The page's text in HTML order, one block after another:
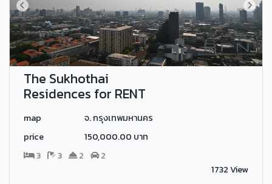
The Sukhothai
Residences for RENT
map
จ. กรุงเทพมหานคร
price
150,000.00 บาท
3
3 2
2
1732 View